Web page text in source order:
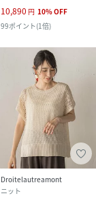
10,890 円 10%OFF
99ポイント(1倍)
Droitelautreamont
ニット